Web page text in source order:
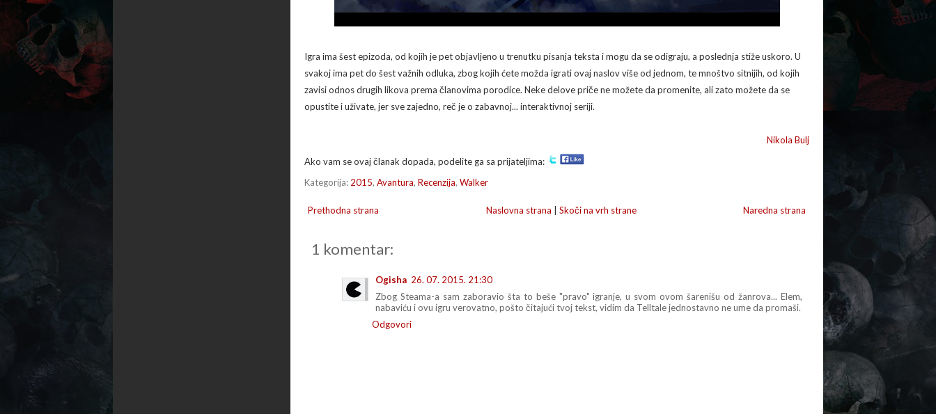
Igra ima šest epizoda, od kojih je pet objavljeno u trenutku pisanja teksta i mogu da se odigraju, a poslednja stiže uskoro. U
svakoj ima pet do šest važnih odluka, zbog kojih ćete možda igrati ovaj naslov više od jednom, te mnoštvo sitnijih, od kojih
zavisi odnos drugih likova prema članovima porodice. Neke delove priče ne možete da promenite, ali zato možete da se
opustite i uživate, jer sve zajedno, reč je o zabavnoj... interaktivnoj seriji.
Nikola Bulj
Ako vam se ovaj članak dopada, podelite ga sa prijateljima:
Kategorija: 2015, Avantura, Recenzija, Walker
Naredna strana
Prethodna strana Naslovna strana Skoči na vrh strane
1 komentar:
Ogisha 26. 07. 2015. 21:30
Zbog Steama-a sam zaboravio šta to beše "pravo" igranje, u svom ovom šarenišu od žanrova... Elem,
nabaviću i ovu igru verovatno, pošto čitajući tvoj tekst, vidim da Telltale jednostavno ne ume da promaši.
Odgovori